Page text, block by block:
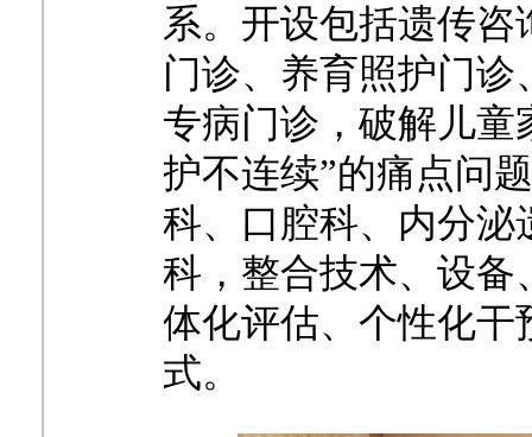
系。开设包括遗传
门诊、养育照护门
专病门诊，破解儿童
护不连续”的痛点问
科、口腔科、内分
科，整合技术、设备
体化评估、个性化干
式。